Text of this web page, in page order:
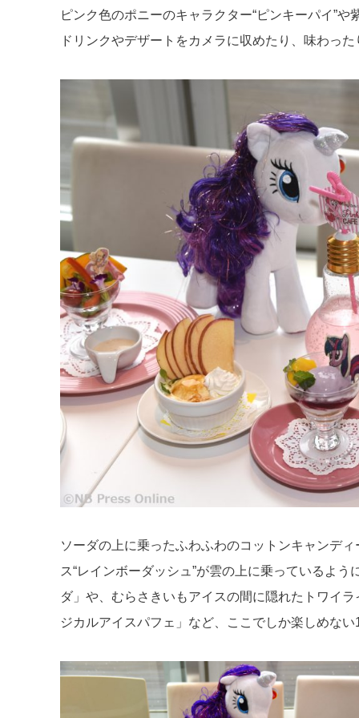
ピンク色のポニーのキャラクター“ピンキーパイ”
ドリンクやデザートをカメラに収めたり、味わっ
ソーダの上に乗ったふわふわのコットンキャンデ
ス“レインボーダッシュ”が雲の上に乗っているよ
ダ」や、むらさきいもアイスの間に隠れたトワイ
ジカルアイスパフェ」など、ここでしか楽しめな